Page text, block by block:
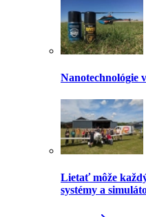
Nanotechnológie
Lietať môže
systémy a